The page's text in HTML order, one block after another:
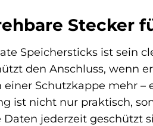
Stecker
Speichersticks ist sein
den Anschluss, wenn
Schutzkappe mehr
ist nicht nur praktisch,
jederzeit geschützt